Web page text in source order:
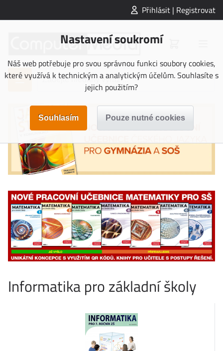
Přihlásit | Registrovat
Nastavení soukromí
Náš web potřebuje pro svou správnou funkci soubory cookies,
které využívá k technickým a analytickým účelům. Souhlasíte s
jejich použitím?
Informatika pro základní školy